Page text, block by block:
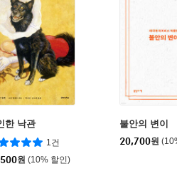
한 낙관
1건
원 (10% 할인)
불안의 변이
20,700원